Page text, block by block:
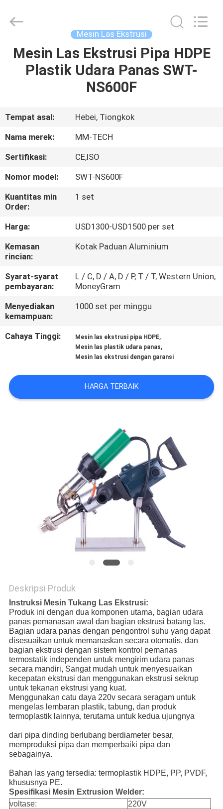
RUMAH
TENTANG
KAMI
TUR
PABRIK
KONTROL
KUALITAS
HUBUNGI
KAMI
BLOG
PERMINTAAN
PENAWARAN
SITEMAP
Mingmai
Technology
Reserved.
Mesin Las Ekstrusi
Mesin Las Ekstrusi Pipa HDPE
Plastik Udara Panas SWT-
NS600F
Tempat asal:
Hebei, Tiongkok
Nama merek:
MM-TECH
Sertifikasi:
CE,ISO
Nomor model:
SWT-NS600F
Kuantitas min
Order:
1 set
Harga:
USD1300-USD1500 per set
Kemasan
rincian:
Kotak Paduan Aluminium
Syarat-syarat
pembayaran:
L / C, D / A, D / P, T / T, Western Union,
MoneyGram
Menyediakan
kemampuan:
1000 set per minggu
Cahaya Tinggi: Mesin las ekstrusi pipa HDPE,
Mesin las plastik udara panas,
Mesin las ekstrusi dengan garansi
HARGA TERBAIK
Deskripsi Produk
Instruksi Mesin Tukang Las Ekstrusi:
Produk ini dengan dua komponen utama, bagian udara
panas pemanasan awal dan bagian ekstrusi batang las.
Bagian udara panas dengan pengontrol suhu yang dapat
disesuaikan untuk memanaskan secara otomatis, dan
bagian ekstrusi dengan sistem kontrol pemanas
termostatik independen untuk mengirim udara panas
secara mandiri, Sangat mudah untuk menyesuaikan
kecepatan ekstrusi dan menggunakan ekstrusi sekrup
untuk tekanan ekstrusi yang kuat.
Menggunakan catu daya 220v secara seragam untuk
mengelas lembaran plastik, tabung, dan produk
termoplastik lainnya, terutama untuk kedua ujungnya
dari pipa dinding berlubang berdiameter besar,
memproduksi pipa dan memperbaiki pipa dan
sebagainya.
Bahan las yang tersedia: termoplastik HDPE, PP, PVDF,
khususnya PE.
Spesifikasi Mesin Extrusion Welder:
voltase:
220V